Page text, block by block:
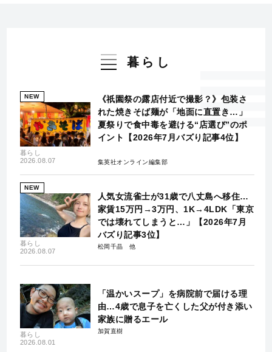
暮らし
NEW
暮らし
2026.08.07
《祇園祭の露店付近で撮影？》包装さ
れた焼きそば麺が「地面に直置き…」
夏祭りで食中毒を避ける“店選び”のポ
イント【2026年7月バズり記事4位】
集英社オンライン編集部
NEW
暮らし
2026.08.07
人気女流雀士が31歳で八丈島へ移住…
家賃15万円→3万円、1K→4LDK「東京
では壊れてしまうと…」【2026年7月
バズり記事3位】
松岡千晶
暮らし
2026.08.01
「温かいスープ」を病院前で届ける理
由…4歳で息子を亡くした父が付き添い
家族に贈るエール
加賀直樹